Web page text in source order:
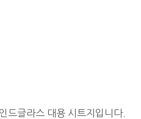
드글라스 대용 시트지입니다.